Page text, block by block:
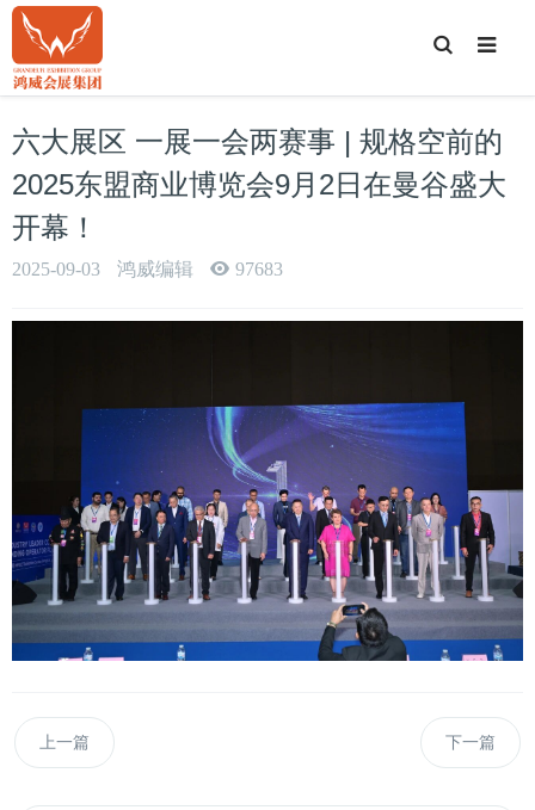
T
o
g
e
S
e
a
r
六大展区 一展一会两赛事 | 规格空前的
2025东盟商业博览会9月2日在曼谷盛大
开幕！
2025-09-03 鸿威编辑 97683
上一篇 下一篇